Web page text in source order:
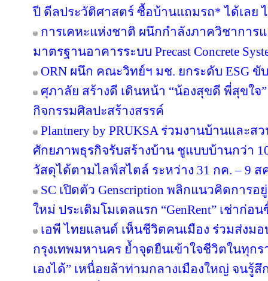
ปี ดีลประวัติศาสตร์ ซื้อบ้านแถมรถ* ได้เลย
การเคหะแห่งชาติ ผนึกกำลังภาควิชาการ
มาตรฐานอาคารระบบ Precast Concrete
ORN ผนึก คณะวิทย์ฯ มช. ยกระดับ ESG ขั
ศุภาลัย สร้างดี เดินหน้า “น้องสุขดี พี่สุขใจ
กิจกรรมศิลปะสร้างสรรค์
Plantnery by PRUKSA ร่วมงานบ้านและส
ศักยภาพธุรกิจรับสร้างบ้าน ชูแบบบ้านกว่า
วัสดุได้ตามไลฟ์สไตล์ ระหว่าง 31 กค. – 9 ส
SC เปิดตัว Genscription พลิกแนวคิดการ
ใหม่ ประเดิมโมเดลแรก “GenRent” เช่าก่อ
เอพี ไทยแลนด์ เห็นชีวิตคนเมือง ร่วมส่งมอ
กรุงเทพมหานคร ย้ำจุดยืนเข้าใจชีวิตในทุกร
เองได้” เหนื่อยล้าท่ามกลางเมืองใหญ่ จนรู้